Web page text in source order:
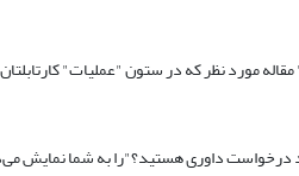
مورد نظر که در ستون "عملیات"
درخواست داوری هستید؟"را به شما نمایش